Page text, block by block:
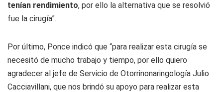
tenían rendimiento, por ello la alternativa que se resolvió
fue la cirugía”.
Por último, Ponce indicó que “para realizar esta cirugía se
necesitó de mucho trabajo y tiempo, por ello quiero
agradecer al jefe de Servicio de Otorrinonaringología Julio
Cacciavillani, que nos brindó su apoyo para realizar esta